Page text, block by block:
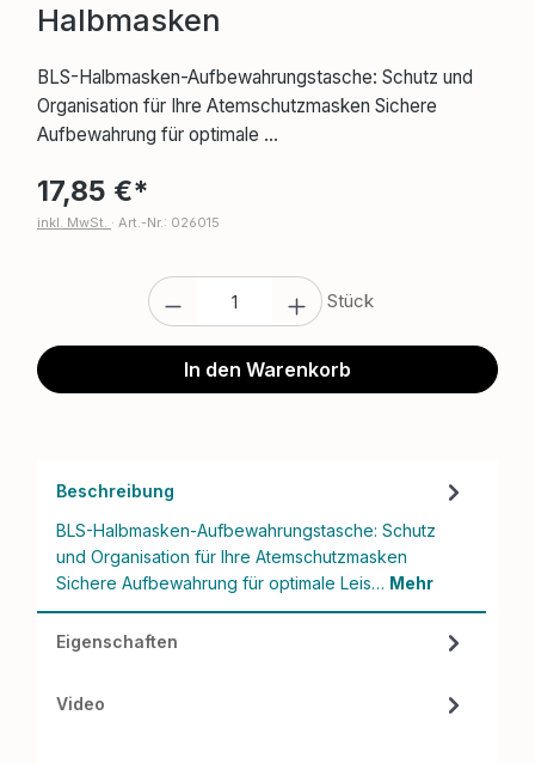
Halbmasken
BLS-Halbmasken-Aufbewahrungstasche: Schutz und
Organisation für Ihre Atemschutzmasken Sichere
Aufbewahrung für optimale ...
17,85 €*
inkl. MwSt. · Art.-Nr.: 026015
Produkt Anzahl: Gib den
Stück
In den Warenkorb
Beschreibung
BLS-Halbmasken-Aufbewahrungstasche: Schutz
und Organisation für Ihre Atemschutzmasken
Sichere Aufbewahrung für optimale Leis… Mehr
Eigenschaften
Video